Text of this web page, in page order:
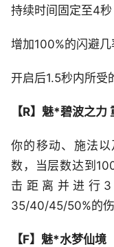
持续时间固定至4秒
增加100%的闪避
开启后1.5秒内所受
【R】魅*碧波之力
你的移动、施法
数，当层数达到
击距离并进行
35/40/45/50%的
【F】魅*水梦仙境